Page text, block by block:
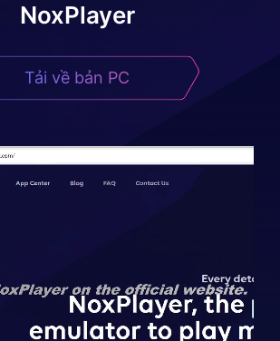
NoxPlayer
Tải về bản PC